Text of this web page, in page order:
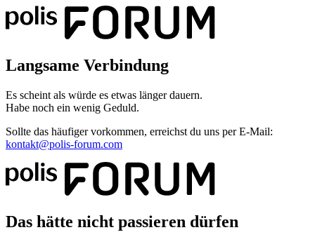
Langsame Verbindung
Es scheint als würde es etwas länger dauern.
Habe noch ein wenig Geduld.
Sollte das häufiger vorkommen, erreichst du uns per E-Mail:
kontakt@polis-forum.com
Das hätte nicht passieren dürfen